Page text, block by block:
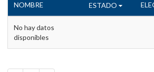
NOMBRE ESTADO
No hay datos
disponibles